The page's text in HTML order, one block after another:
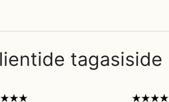
tagasiside